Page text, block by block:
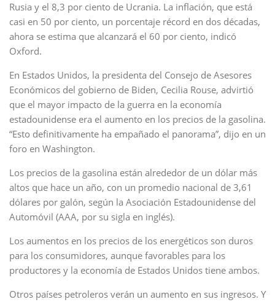
Rusia y el 8,3 por ciento de Ucrania. La inflación, que está
casi en 50 por ciento, un porcentaje récord en dos décadas,
ahora se estima que alcanzará el 60 por ciento, indicó
Oxford.
En Estados Unidos, la presidenta del Consejo de Asesores
Económicos del gobierno de Biden, Cecilia Rouse, advirtió
que el mayor impacto de la guerra en la economía
estadounidense era el aumento en los precios de la gasolina.
“Esto definitivamente ha empañado el panorama”, dijo en un
foro en Washington.
Los precios de la gasolina están alrededor de un dólar más
altos que hace un año, con un promedio nacional de 3,61
dólares por galón, según la Asociación Estadounidense del
Automóvil (AAA, por su sigla en inglés).
Los aumentos en los precios de los energéticos son duros
para los consumidores, aunque favorables para los
productores y la economía de Estados Unidos tiene ambos.
Otros países petroleros verán un aumento en sus ingresos. Y